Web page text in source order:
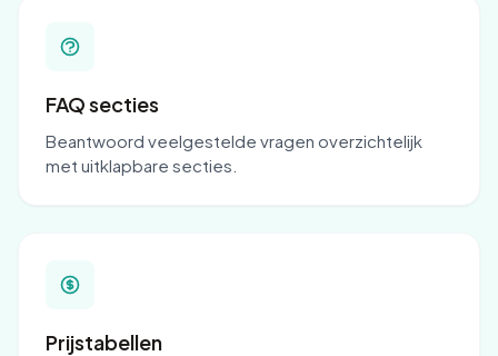
FAQ secties
Beantwoord veelgestelde vragen overzichtelijk
met uitklapbare secties.
Prijstabellen